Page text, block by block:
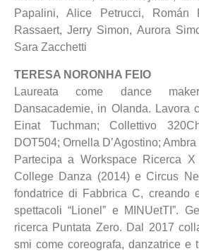
Papalini, Alice Petrucci, Román
Rassaert, Jerry Simon, Aurora
Sara Zacchetti
TERESA NORONHA FEIO
Laureata come dance
Dansacademie, in Olanda. Lavora
Einat Tuchman; Collettivo
DOT504; Ornella D’Agostino;
Partecipa a Workspace Ricerca
College Danza (2014) e Circus
fondatrice di Fabbrica C, creando
spettacoli “Lionel” e MINUetTI”.
ricerca Puntata Zero. Dal 2017
smi come coreografa, danzatrice e